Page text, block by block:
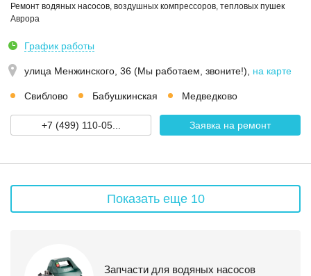
Ремонт водяных насосов, воздушных компрессоров, тепловых пушек
Аврора
График работы
улица Менжинского, 36 (Мы работаем, звоните!) на карте
Свиблово Бабушкинская Медведково
+7 (499) 110-05... Заявка на ремонт
Показать еще 10
Запчасти для водяных насосов